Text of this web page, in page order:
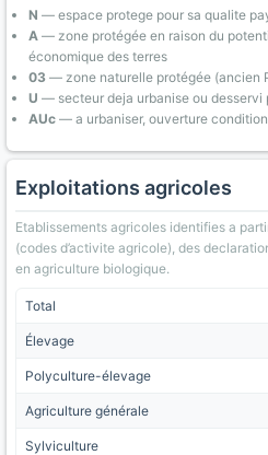
N — espace protege pour sa qualite
A — zone protégée en raison du
économique des terres
03 — zone naturelle protégée (ancien
U — secteur deja urbanise ou desservi
AUc — a urbaniser, ouverture
Exploitations agricoles
Etablissements agricoles identifies a
(codes d’activite agricole), des
en agriculture biologique.
Total
Élevage
Polyculture-élevage
Agriculture générale
Sylviculture